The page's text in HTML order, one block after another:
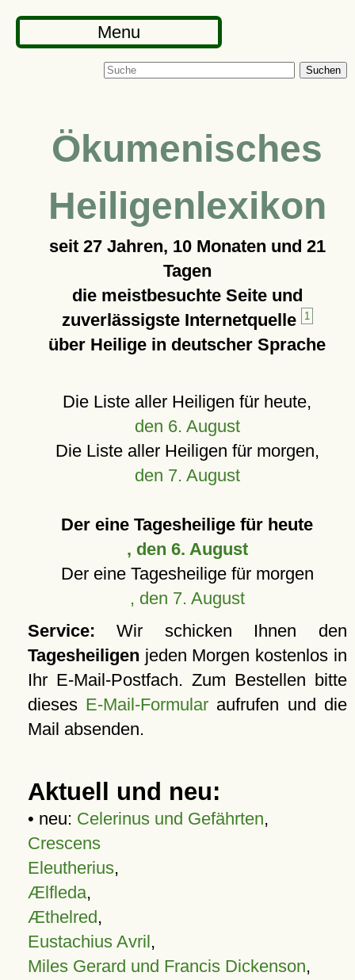
Menu
Suchen
Ökumenisches
Heiligenlexikon
seit 27 Jahren, 10 Monaten und 21
Tagen
die meistbesuchte Seite und
zuverlässigste Internetquelle
1
über Heilige in deutscher Sprache
Die Liste aller Heiligen für heute,
den 6. August
Die Liste aller Heiligen für morgen,
den 7. August
Der eine Tagesheilige für heute
, den 6. August
Der eine Tagesheilige für morgen
, den 7. August
Service: Wir schicken Ihnen den
Tagesheiligen jeden Morgen kostenlos in
Ihr E-Mail-Postfach. Zum Bestellen bitte
dieses E-Mail-Formular aufrufen und die
Mail absenden.
Aktuell und neu:
• neu: Celerinus und Gefährten,
Crescens
Eleutherius,
Ælfleda,
Æthelred,
Eustachius Avril,
Miles Gerard und Francis Dickenson,